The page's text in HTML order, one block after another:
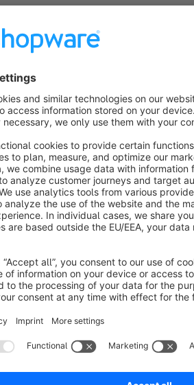
Schauen Sie in unseren
Hinweis
Jede Installation bzw. jedes Update
Trotz unserer sowie von Seiten
nicht ausschließen, dass es während
kann.
Wir empfehlen grundsätzlich neue
zunächst in einer geeigneten
sowie regelmäßig Backups Ihrer Live-
Über Repertus
Repertus ist ihr